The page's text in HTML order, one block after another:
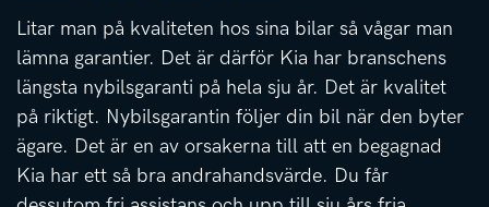
Litar man på kvaliteten hos sina bilar så vågar man
lämna garantier. Det är därför Kia har branschens
längsta nybilsgaranti på hela sju år. Det är kvalitet
på riktigt. Nybilsgarantin följer din bil när den byter
ägare. Det är en av orsakerna till att en begagnad
Kia har ett så bra andrahandsvärde. Du får